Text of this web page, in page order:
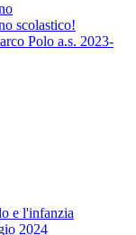
scolastico!
Polo a.s. 2023-
e l'infanzia
2024